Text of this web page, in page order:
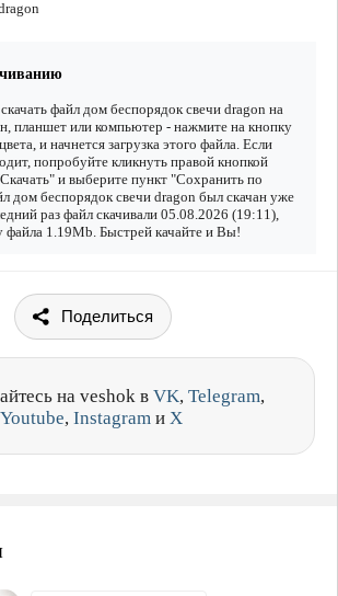
файл дом беспорядок свечи dragon на
планшет или компьютер - нажмите на кнопку
и начнется загрузка этого файла. Если
попробуйте кликнуть правой кнопкой
и выберите пункт "Сохранить по
дом беспорядок свечи dragon был скачан уже
раз файл скачивали 05.08.2026 (19:11),
файла 1.19Mb. Быстрей качайте и Вы!
Поделиться
на veshok в VK, Telegram,
Youtube, Instagram и X